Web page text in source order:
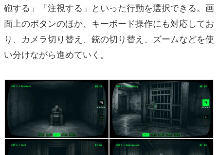
砲する」「注視する」といった行動を選択できる。画
面上のボタンのほか、キーボード操作にも対応してお
り、カメラ切り替え、銃の切り替え、ズームなどを使
い分けながら進めていく。